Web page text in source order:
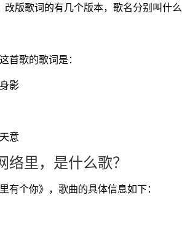
版歌词的有几个版本，歌名分别叫什么
首歌的歌词是：
影
意
里，是什么歌？
个你》，歌曲的具体信息如下：